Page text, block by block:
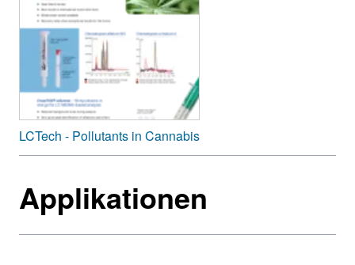
LCTech - Pollutants in Cannabis
Applikationen